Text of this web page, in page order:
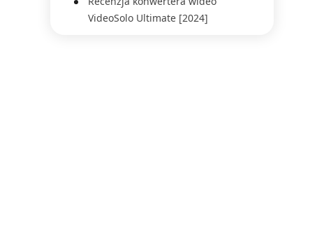
VideoSolo Ultimate [2024]